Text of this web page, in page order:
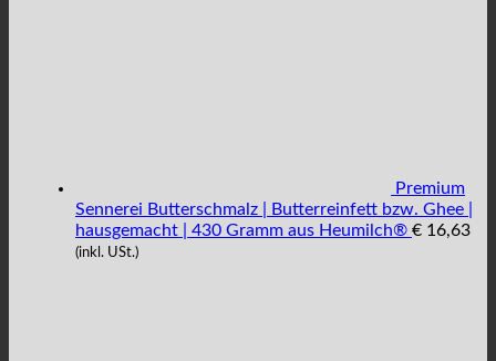
Premium
Sennerei Butterschmalz | Butterreinfett bzw. Ghee |
hausgemacht | 430 Gramm aus Heumilch® € 16,63
(inkl. USt.)